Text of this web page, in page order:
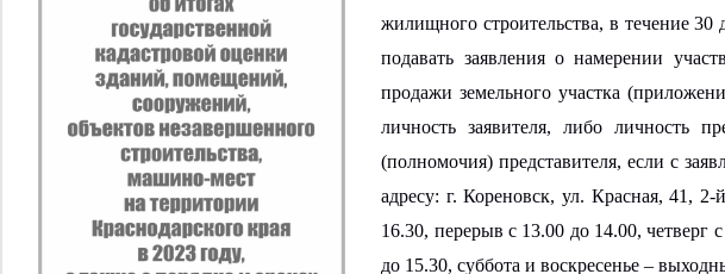
жилищного строительства, в течение 30
подавать заявления о намерении
продажи земельного участка
личность заявителя, либо личность
(полномочия) представителя, если с
адресу: г. Кореновск, ул. Красная, 41,
16.30, перерыв с 13.00 до 14.00,
до 15.30, суббота и воскресенье –